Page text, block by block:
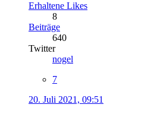
Erhaltene Likes
8
Beiträge
640
Twitter
nogel
7
20. Juli 2021, 09:51